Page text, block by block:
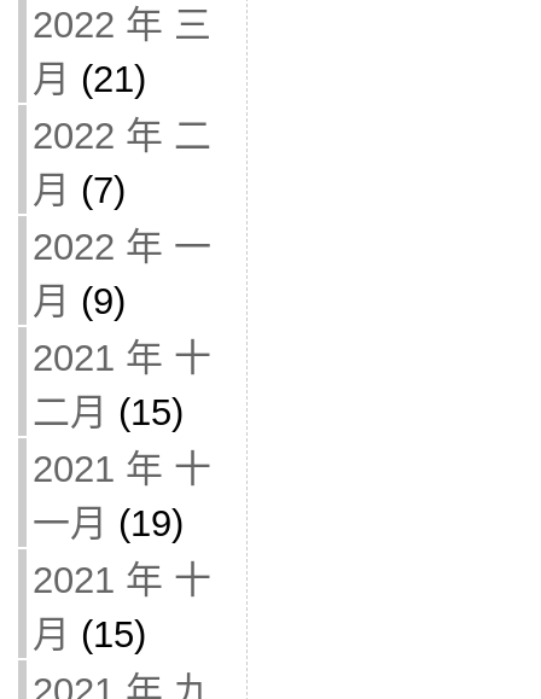
2022 年 三
月 (21)
2022 年 二
月 (7)
2022 年 一
月 (9)
2021 年 十
二月 (15)
2021 年 十
一月 (19)
2021 年 十
月 (15)